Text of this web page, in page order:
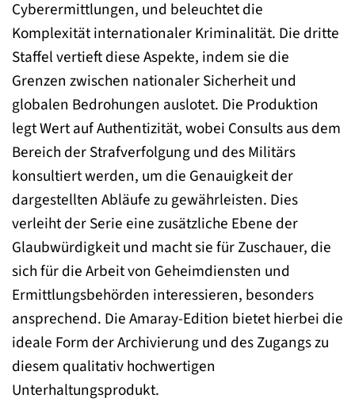
Cyberermittlungen, und beleuchtet die
Komplexität internationaler Kriminalität. Die dritte
Staffel vertieft diese Aspekte, indem sie die
Grenzen zwischen nationaler Sicherheit und
globalen Bedrohungen auslotet. Die Produktion
legt Wert auf Authentizität, wobei Consults aus dem
Bereich der Strafverfolgung und des Militärs
konsultiert werden, um die Genauigkeit der
dargestellten Abläufe zu gewährleisten. Dies
verleiht der Serie eine zusätzliche Ebene der
Glaubwürdigkeit und macht sie für Zuschauer, die
sich für die Arbeit von Geheimdiensten und
Ermittlungsbehörden interessieren, besonders
ansprechend. Die Amaray-Edition bietet hierbei die
ideale Form der Archivierung und des Zugangs zu
diesem qualitativ hochwertigen
Unterhaltungsprodukt.